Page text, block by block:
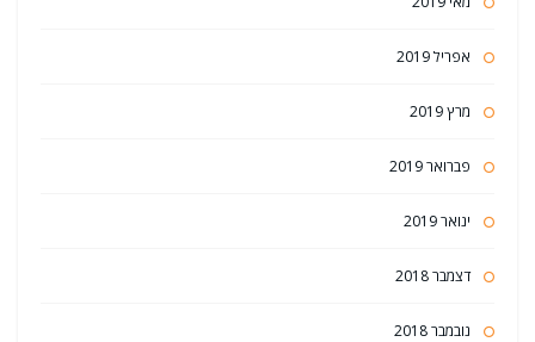
אפריל 2019
מרץ 2019
פברואר 2019
ינואר 2019
דצמבר 2018
נובמבר 2018